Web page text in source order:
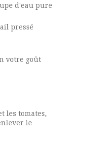
d'eau pure
pressé
votre goût
les tomates,
le